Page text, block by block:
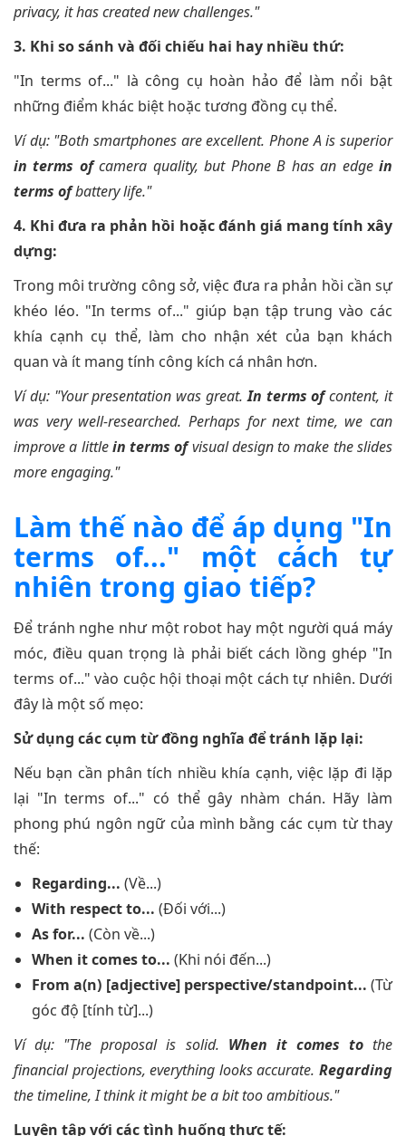
privacy, it has created new challenges."
3. Khi so sánh và đối chiếu hai hay nhiều thứ:
"In terms of..." là công cụ hoàn hảo để làm nổi bật
những điểm khác biệt hoặc tương đồng cụ thể.
Ví dụ: "Both smartphones are excellent. Phone A is superior
in terms ofcamera quality, but Phone B has an edgein
terms ofbattery life."
4. Khi đưa ra phản hồi hoặc đánh giá mang tính xây
dựng:
Trong môi trường công sở, việc đưa ra phản hồi cần sự
khéo léo. "In terms of..." giúp bạn tập trung vào các
khía cạnh cụ thể, làm cho nhận xét của bạn khách
quan và ít mang tính công kích cá nhân hơn.
Ví dụ: "Your presentation was great.In terms ofcontent, it
was very well-researched. Perhaps for next time, we can
improve a littlein terms ofvisual design to make the slides
more engaging."
Làm thế nào để áp dụng "In
terms of..." một cách tự
nhiên trong giao tiếp?
Để tránh nghe như một robot hay một người quá máy
móc, điều quan trọng là phải biết cách lồng ghép "In
terms of..." vào cuộc hội thoại một cách tự nhiên. Dưới
đây là một số mẹo:
Sử dụng các cụm từ đồng nghĩa để tránh lặp lại:
Nếu bạn cần phân tích nhiều khía cạnh, việc lặp đi lặp
lại "In terms of..." có thể gây nhàm chán. Hãy làm
phong phú ngôn ngữ của mình bằng các cụm từ thay
thế:
Regarding... (Về...)
With respect to... (Đối với...)
As for... (Còn về...)
When it comes to... (Khi nói đến...)
From a(n) [adjective] perspective/standpoint... (Từ
góc độ [tính từ]...)
Ví dụ: "The proposal is solid. When it comes tothe
financial projections, everything looks accurate. Regarding
the timeline, I think it might be a bit too ambitious."
Luyện tập với các tình huống thực tế: